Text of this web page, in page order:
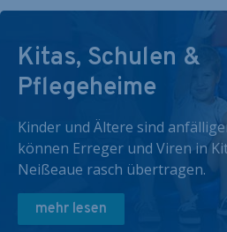
Kitas, Schulen &
Pflegeheime
Kinder und Ältere sind
können Erreger und Viren in
Neißeaue rasch übertragen.
mehr lesen